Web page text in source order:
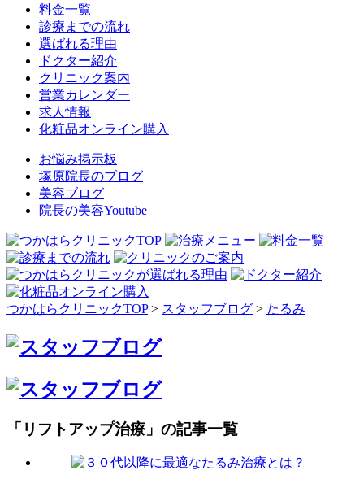
料金一覧
診療までの流れ
選ばれる理由
ドクター紹介
クリニック案内
営業カレンダー
求人情報
化粧品オンライン購入
お悩み掲示板
塚原院長のブログ
美容ブログ
院長の美容Youtube
つかはらクリニックTOP> スタッフブログ > たるみ
「リフトアップ治療」の記事一覧